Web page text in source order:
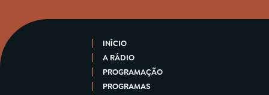
INÍCIO
A RÁDIO
PROGRAMAÇÃO
PROGRAMAS